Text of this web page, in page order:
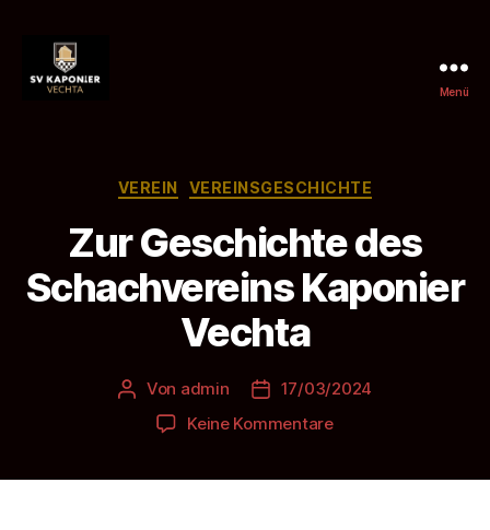
Menü
Kategorien
VEREIN VEREINSGESCHICHTE
Zur Geschichte des
Schachvereins Kaponier
Vechta
Beitragsautor
Von admin Beitragsdatum
17/03/2024
Keine Kommentarezu